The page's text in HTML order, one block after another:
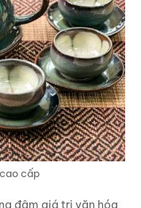
cấp
đậm giá trị văn hóa